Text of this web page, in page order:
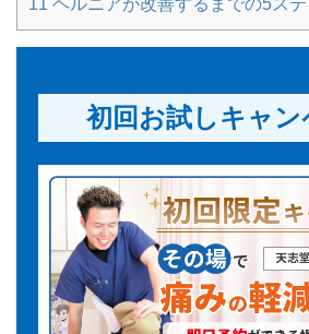
11 ヘルニアが改善するまでの5ス
初回お試しキャン